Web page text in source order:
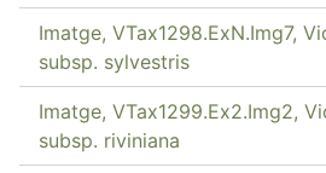
Imatge, VTax1298.ExN.Img7,
subsp. sylvestris
Imatge, VTax1299.Ex2.Img2,
subsp. riviniana